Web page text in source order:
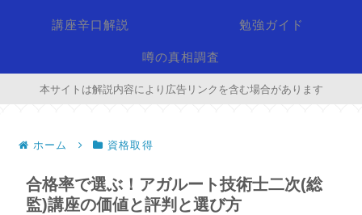
講座辛口解説 勉強ガイド
噂の真相調査
本サイトは解説内容により広告リンクを含む場合があります
ホーム 資格取得
合格率で選ぶ！アガルート技術士二次(総
監)講座の価値と評判と選び方